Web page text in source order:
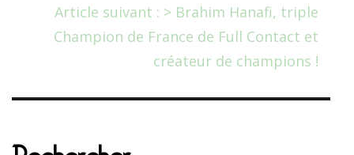
Article suivant : > Brahim Hanafi, triple
Champion de France de Full Contact et
créateur de champions !